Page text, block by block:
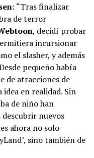
: “Tras finalizar
de terror
, decidí probar
incursionar
el slasher, y además
pequeño había
de atracciones de
en realidad. Sin
de niño han
nuevos
ahora no solo
sino también de